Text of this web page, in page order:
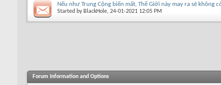
Nếu như Trung Cộng biến mất, Thế Giới này may ra sẽ không
Started by BlackHole, 24-01-2021 12:05 PM
Forum Information and Options